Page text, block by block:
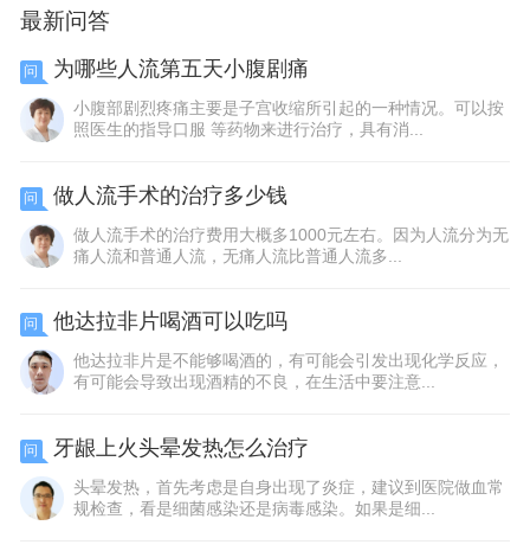
最新问答
问 为哪些人流第五天小腹剧痛
小腹部剧烈疼痛主要是子宫收缩所引起的一种情况。可以按
照医生的指导口服 等药物来进行治疗，具有消...
问 做人流手术的治疗多少钱
做人流手术的治疗费用大概多1000元左右。因为人流分为无
痛人流和普通人流，无痛人流比普通人流多...
问 他达拉非片喝酒可以吃吗
他达拉非片是不能够喝酒的，有可能会引发出现化学反应，
有可能会导致出现酒精的不良，在生活中要注意...
问 牙龈上火头晕发热怎么治疗
头晕发热，首先考虑是自身出现了炎症，建议到医院做血常
规检查，看是细菌感染还是病毒感染。如果是细...